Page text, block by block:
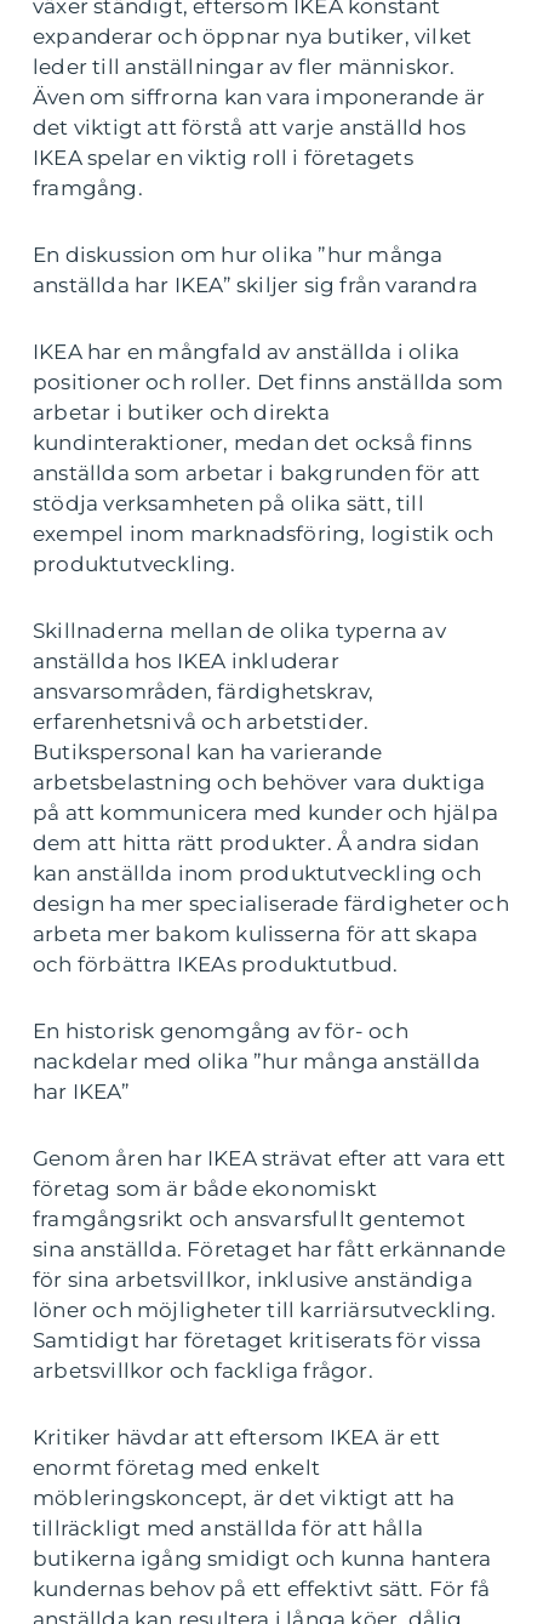
växer ständigt, eftersom IKEA konstant
expanderar och öppnar nya butiker, vilket
leder till anställningar av fler människor.
Även om siffrorna kan vara imponerande är
det viktigt att förstå att varje anställd hos
IKEA spelar en viktig roll i företagets
framgång.
En diskussion om hur olika ”hur många
anställda har IKEA” skiljer sig från varandra
IKEA har en mångfald av anställda i olika
positioner och roller. Det finns anställda som
arbetar i butiker och direkta
kundinteraktioner, medan det också finns
anställda som arbetar i bakgrunden för att
stödja verksamheten på olika sätt, till
exempel inom marknadsföring, logistik och
produktutveckling.
Skillnaderna mellan de olika typerna av
anställda hos IKEA inkluderar
ansvarsområden, färdighetskrav,
erfarenhetsnivå och arbetstider.
Butikspersonal kan ha varierande
arbetsbelastning och behöver vara duktiga
på att kommunicera med kunder och hjälpa
dem att hitta rätt produkter. Å andra sidan
kan anställda inom produktutveckling och
design ha mer specialiserade färdigheter och
arbeta mer bakom kulisserna för att skapa
och förbättra IKEAs produktutbud.
En historisk genomgång av för- och
nackdelar med olika ”hur många anställda
har IKEA”
Genom åren har IKEA strävat efter att vara ett
företag som är både ekonomiskt
framgångsrikt och ansvarsfullt gentemot
sina anställda. Företaget har fått erkännande
för sina arbetsvillkor, inklusive anständiga
löner och möjligheter till karriärsutveckling.
Samtidigt har företaget kritiserats för vissa
arbetsvillkor och fackliga frågor.
Kritiker hävdar att eftersom IKEA är ett
enormt företag med enkelt
möbleringskoncept, är det viktigt att ha
tillräckligt med anställda för att hålla
butikerna igång smidigt och kunna hantera
kundernas behov på ett effektivt sätt. För få
anställda kan resultera i långa köer, dålig